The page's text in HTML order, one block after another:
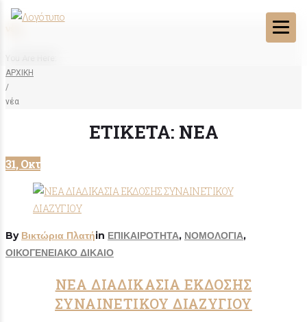
You Are Here:
ΑΡΧΙΚΗ
/
νέα
ΕΤΙΚΈΤΑ: ΝΈΑ
31, Οκτ
By Βικτώρια Πλατήin ΕΠΙΚΑΙΡΟΤΗΤΑ, ΝΟΜΟΛΟΓΙΑ,
ΟΙΚΟΓΕΝΕΙΑΚΟ ΔΙΚΑΙΟ
ΝΕΑ ΔΙΑΔΙΚΑΣΙΑ ΕΚΔΟΣΗΣ
ΣΥΝΑΙΝΕΤΙΚΟΥ ΔΙΑΖΥΓΙΟΥ